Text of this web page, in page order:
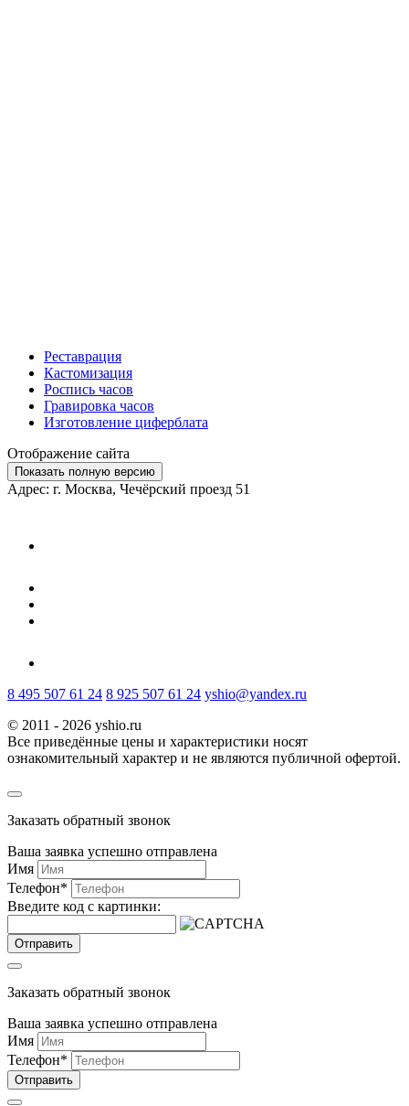
Реставрация
Кастомизация
Роспись часов
Гравировка часов
Изготовление циферблата
Отображение сайта
Показать полную версию
Адрес: г. Москва, Чечёрский проезд 51
8 495 507 61 24 8 925 507 61 24 yshio@yandex.ru
© 2011 - 2026 yshio.ru
Все приведённые цены и характеристики носят
ознакомительный характер и не являются публичной офертой.
Заказать обратный звонок
Ваша заявка успешно отправлена
Имя
Телефон*
Введите код с картинки:
Отправить
Заказать обратный звонок
Ваша заявка успешно отправлена
Имя
Телефон*
Отправить